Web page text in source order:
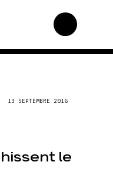
Total, rendez-vous
Mode : une tendance
destructrice
13 SEPTEMBRE 2016
le